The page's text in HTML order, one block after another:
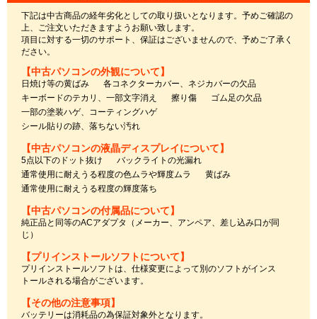
下記は中古商品の経年劣化としての取り扱いとなります。予めご確認の
上、ご注文いただきますようお願い致します。
項目に対する一切のサポート、保証はございませんので、予めご了承く
ださい。
【中古パソコンの外観について】
日焼け等の黄ばみ
各コネクターカバー、ネジカバーの欠品
キーボードのテカリ、一部文字消え
擦り傷
ゴム足の欠品
一部の塗装ハゲ、コーティングハゲ
シール貼りの跡、落ちない汚れ
【中古パソコンの液晶ディスプレイについて】
5点以下のドット抜け
バックライトの光漏れ
通常使用に耐えうる程度の色ムラや輝度ムラ
黄ばみ
通常使用に耐えうる程度の輝度落ち
【中古パソコンの付属品について】
純正品と同等のACアダプタ（メーカー、アンペア、差し込み口が同
じ）
【プリインストールソフトについて】
プリインストールソフトは、仕様変更によって別のソフトがインス
トールされる場合がございます。
【その他の注意事項】
バッテリーは消耗品の為保証対象外となります。